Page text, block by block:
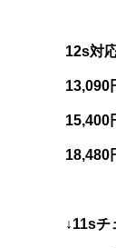
12s対
13,090
15,400
18,480
↓11sチ